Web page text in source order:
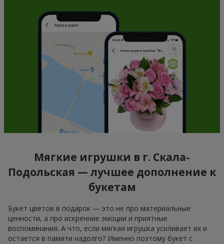
Мягкие игрушки в г. Скала-
Подольская — лучшее дополнение к
букетам
Букет цветов в подарок — это не про материальные
ценности, а про искренние эмоции и приятные
воспоминания. А что, если мягкая игрушка усиливает их и
остается в памяти надолго? Именно поэтому букет с